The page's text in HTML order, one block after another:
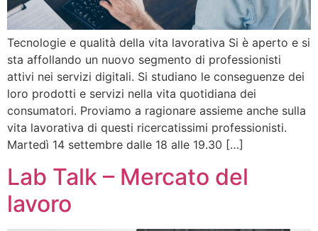
Tecnologie e qualità della vita lavorativa Si è aperto e si
sta affollando un nuovo segmento di professionisti
attivi nei servizi digitali. Si studiano le conseguenze dei
loro prodotti e servizi nella vita quotidiana dei
consumatori. Proviamo a ragionare assieme anche sulla
vita lavorativa di questi ricercatissimi professionisti.
Martedì 14 settembre dalle 18 alle 19.30 […]
Lab Talk – Mercato del
lavoro